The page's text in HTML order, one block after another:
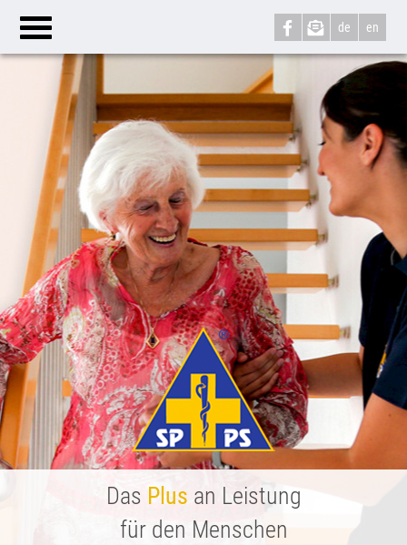
de en
Das Plus an Leistung
für den Menschen
Das Plus an Leistung
für den Menschen
Das Plus an Leistung
für den Menschen
Das Plus an Leistung
für den Menschen
Das Plus an Leistung
für den Menschen